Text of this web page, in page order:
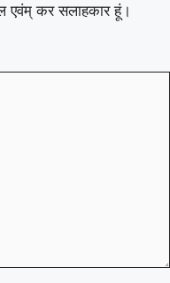
कर सलाहकार हूं।